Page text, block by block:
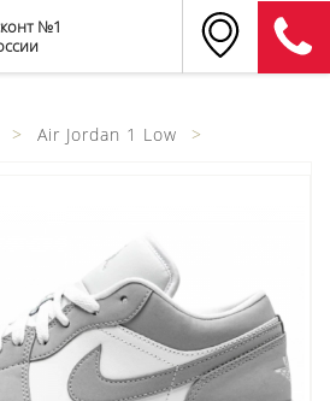
№1
Air Jordan 1 Low